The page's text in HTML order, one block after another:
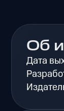
Об
Дата